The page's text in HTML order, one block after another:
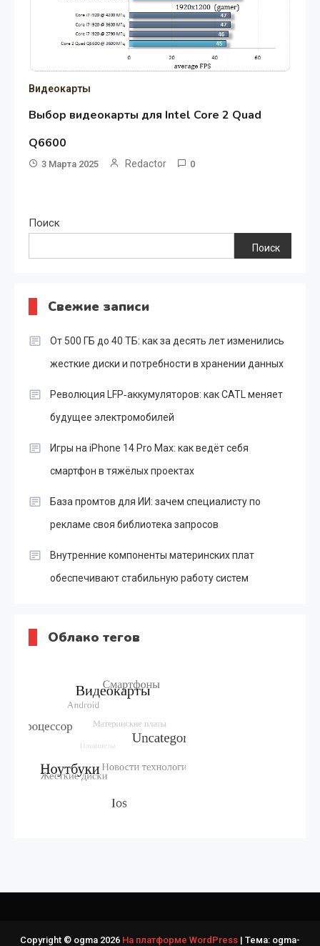
Видеокарты
Выбор видеокарты для Intel Core 2 Quad
Q6600
3 Марта 2025 Redactor 0
Поиск
Поиск
Свежие записи
От 500 ГБ до 40 ТБ: как за десять лет изменились
жесткие диски и потребности в хранении данных
Революция LFP‑аккумуляторов: как CATL меняет
будущее электромобилей
Игры на iPhone 14 Pro Max: как ведёт себя
смартфон в тяжёлых проектах
База промтов для ИИ: зачем специалисту по
рекламе своя библиотека запросов
Внутренние компоненты материнских плат
обеспечивают стабильную работу систем
Облако тегов
Copyright © ogma 2026 На платформе WordPress | Тема: ogma-